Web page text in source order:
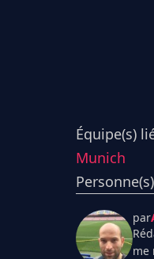
Équipe(s)
Munich
par
me